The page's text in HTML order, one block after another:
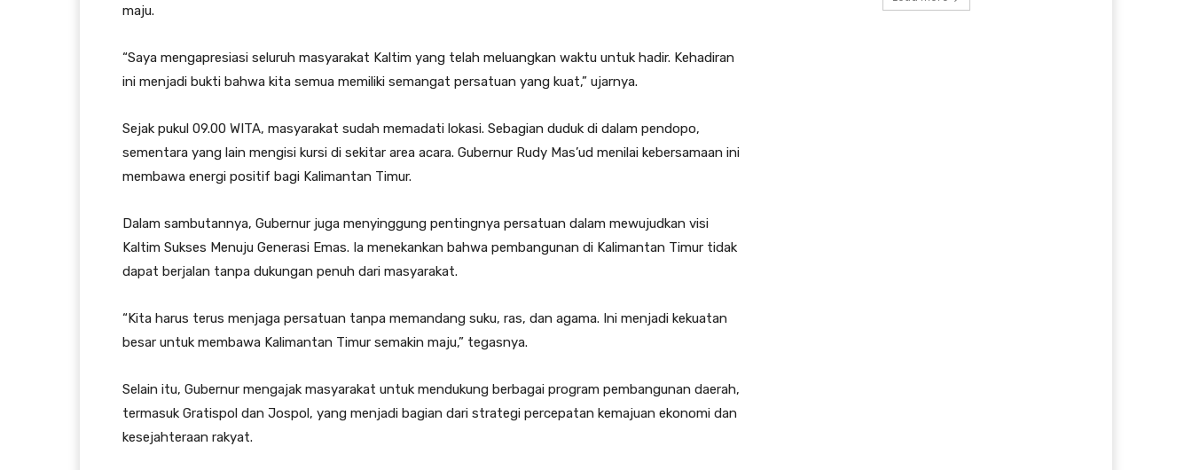
maju.
“Saya mengapresiasi seluruh masyarakat Kaltim yang telah meluangkan waktu untuk hadir. Kehadiran
ini menjadi bukti bahwa kita semua memiliki semangat persatuan yang kuat,” ujarnya.
Sejak pukul 09.00 WITA, masyarakat sudah memadati lokasi. Sebagian duduk di dalam pendopo,
sementara yang lain mengisi kursi di sekitar area acara. Gubernur Rudy Mas’ud menilai kebersamaan ini
membawa energi positif bagi Kalimantan Timur.
Dalam sambutannya, Gubernur juga menyinggung pentingnya persatuan dalam mewujudkan visi
Kaltim Sukses Menuju Generasi Emas. Ia menekankan bahwa pembangunan di Kalimantan Timur tidak
dapat berjalan tanpa dukungan penuh dari masyarakat.
“Kita harus terus menjaga persatuan tanpa memandang suku, ras, dan agama. Ini menjadi kekuatan
besar untuk membawa Kalimantan Timur semakin maju,” tegasnya.
Selain itu, Gubernur mengajak masyarakat untuk mendukung berbagai program pembangunan daerah,
termasuk Gratispol dan Jospol, yang menjadi bagian dari strategi percepatan kemajuan ekonomi dan
kesejahteraan rakyat.